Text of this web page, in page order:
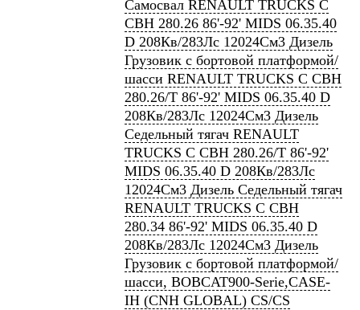
Самосвал RENAULT TRUCKS C
CBH 280.26 86'-92' MIDS 06.35.40
D 208Кв/283Лс 12024См3 Дизель
Грузовик c бортовой платформой/
шасси RENAULT TRUCKS C CBH
280.26/T 86'-92' MIDS 06.35.40 D
208Кв/283Лс 12024См3 Дизель
Седельный тягач RENAULT
TRUCKS C CBH 280.26/T 86'-92'
MIDS 06.35.40 D 208Кв/283Лс
12024См3 Дизель Седельный тягач
RENAULT TRUCKS C CBH
280.34 86'-92' MIDS 06.35.40 D
208Кв/283Лс 12024См3 Дизель
Грузовик c бортовой платформой/
шасси, BOBCAT900-Serie,CASE-
IH (CNH GLOBAL) CS/CS